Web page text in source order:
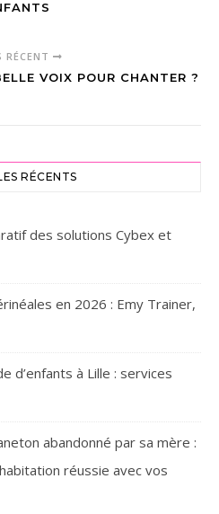
avec
RÉCENT
VOIX POUR CHANTER ?
RÉCENTS
des solutions Cybex et
en 2026 : Emy Trainer,
d’enfants à Lille : services
abandonné par sa mère :
réussie avec vos